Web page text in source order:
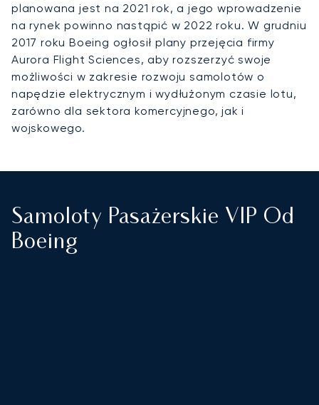
planowana jest na 2021 rok, a jego wprowadzenie
na rynek powinno nastąpić w 2022 roku. W grudniu
2017 roku Boeing ogłosił plany przejęcia firmy
Aurora Flight Sciences, aby rozszerzyć swoje
możliwości w zakresie rozwoju samolotów o
napędzie elektrycznym i wydłużonym czasie lotu,
zarówno dla sektora komercyjnego, jak i
wojskowego.
Samoloty Pasażerskie VIP Od
Boeing